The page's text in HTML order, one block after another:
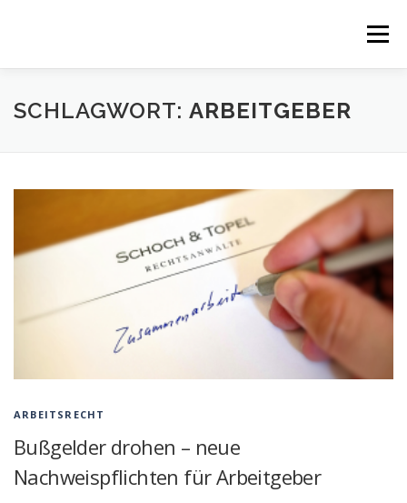
Menü
SCHLAGWORT: ARBEITGEBER
ARBEITSRECHT
Bußgelder drohen – neue
Nachweispflichten für Arbeitgeber